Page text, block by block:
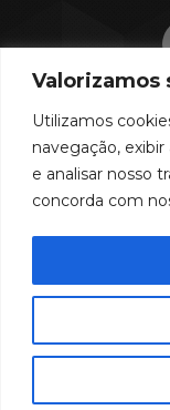
Valorizamos
Utilizamos
navegação,
e analisar nosso
concorda com
Copyright ©